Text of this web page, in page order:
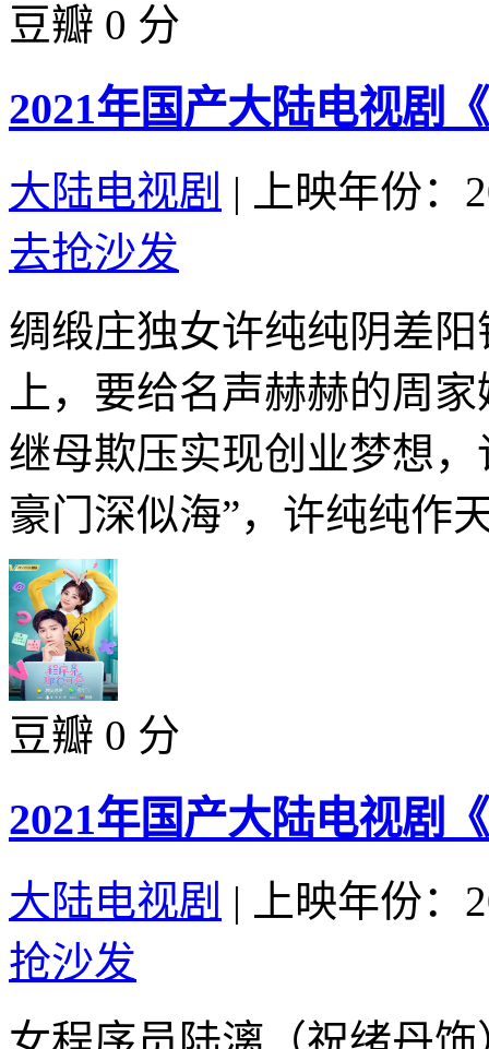
豆瓣 0 分
2021年国产大陆电视剧
大陆电视剧 |
上映年份：
去抢沙发
绸缎庄独女许纯纯阴差
上，要给名声赫赫的周
继母欺压实现创业梦想
豪门深似海”，许纯纯作
豆瓣 0 分
2021年国产大陆电视剧
大陆电视剧 |
上映年份：
抢沙发